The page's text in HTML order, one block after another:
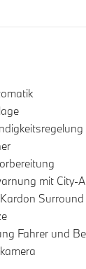
mit City-
Fahrer und